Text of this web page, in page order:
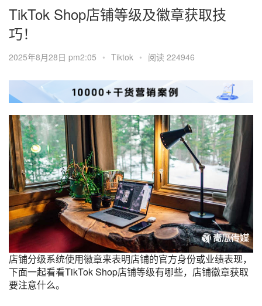
广告 元宇宙 房地产
Soul 百度 搜狗 爱奇艺 美柚
Tiktok Yahoo
卖货 脚本 话术 电商 私域 社群
数据 拉新 活动 用户 游戏 海外
元宇宙 跨境 青瓜通
TikTok Shop店铺等级及徽章获取技
巧！
2025年8月28日 pm2:05 • Tiktok • 阅读 224946
店铺分级系统使用徽章来表明店铺的官方身份或业绩表现，
下面一起看看TikTok Shop店铺等级有哪些，店铺徽章获取
要注意什么。